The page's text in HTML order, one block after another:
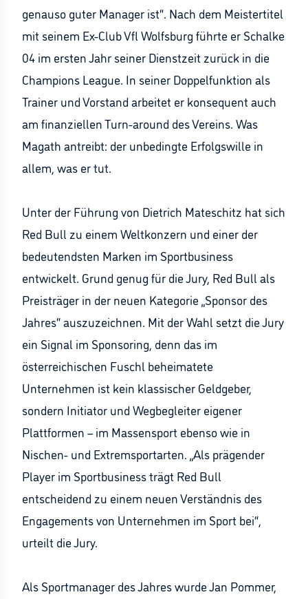
genauso guter Manager ist“. Nach dem Meistertitel
mit seinem Ex-Club Vfl Wolfsburg führte er Schalke
04 im ersten Jahr seiner Dienstzeit zurück in die
Champions League. In seiner Doppelfunktion als
Trainer und Vorstand arbeitet er konsequent auch
am finanziellen Turn-around des Vereins. Was
Magath antreibt: der unbedingte Erfolgswille in
allem, was er tut.
Unter der Führung von Dietrich Mateschitz hat sich
Red Bull zu einem Weltkonzern und einer der
bedeutendsten Marken im Sportbusiness
entwickelt. Grund genug für die Jury, Red Bull als
Preisträger in der neuen Kategorie „Sponsor des
Jahres“ auszuzeichnen. Mit der Wahl setzt die Jury
ein Signal im Sponsoring, denn das im
österreichischen Fuschl beheimatete
Unternehmen ist kein klassischer Geldgeber,
sondern Initiator und Wegbegleiter eigener
Plattformen – im Massensport ebenso wie in
Nischen- und Extremsportarten. „Als prägender
Player im Sportbusiness trägt Red Bull
entscheidend zu einem neuen Verständnis des
Engagements von Unternehmen im Sport bei“,
urteilt die Jury.
Als Sportmanager des Jahres wurde Jan Pommer,